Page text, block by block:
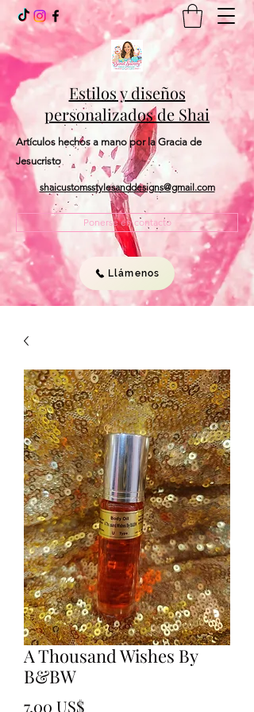
Estilos y diseños
personalizados de Shai
Artículos hechos a mano por la Gracia de
Jesucristo
shaicustomsstylesanddesigns@gmail.com
Ponerse en contacto
Llámenos
A Thousand Wishes By
B&BW
7,00 US$Precio